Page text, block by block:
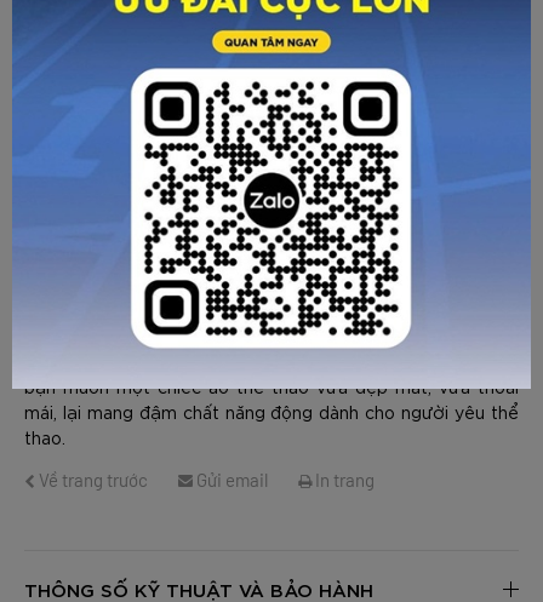
Sự kết hợp giữa tông navy trầm và sắc đỏ nổi bật giúp
người mặc trở nên tự tin và nổi bật trên sân hơn, đặc biệt là
dưới ánh sáng mạnh. Phiên bản này phù hợp cho cả luyện
tập, thi đấu Pickleball, cầu lông, tennis, hoặc dùng trong các
buổi vận động ngoài trời.
bạn muốn một chiếc áo thể thao vừa đẹp mắt, vừa thoải
mái, lại mang đậm chất năng động dành cho người yêu thể
thao.
Về trang trước
Gửi email In trang
THÔNG SỐ KỸ THUẬT VÀ BẢO HÀNH